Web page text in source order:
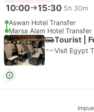
10:00 15:30 5h 30m
Aswan Hotel Transfer
Marsa Alam Hotel Transfer
Tourist |
Visit Egypt